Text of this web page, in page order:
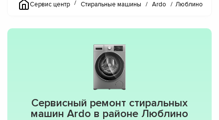
Сервис центр / Стиральные машины / Ardo / Люблино
Сервисный ремонт стиральных
машин Ardo в районе Люблино